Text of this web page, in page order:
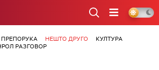
ПРЕПОРУКА НЕШТО ДРУГО
КУЛТУРА
РАЗГОВОР